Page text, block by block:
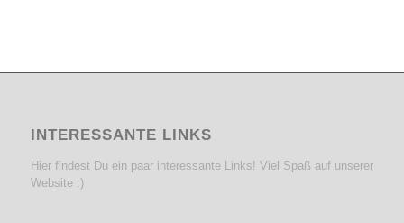
INTERESSANTE LINKS
Hier findest Du ein paar interessante Links! Viel Spaß auf unserer
Website :)